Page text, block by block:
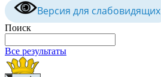
Версия для слабовидящих
Поиск
Все результаты